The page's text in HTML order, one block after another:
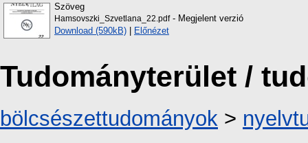
Szöveg
Hamsovszki_Szvetlana_22.pdf- Megjelent verzió
Download (590kB) | Előnézet
Tudományterület /
bölcsészettudományok >